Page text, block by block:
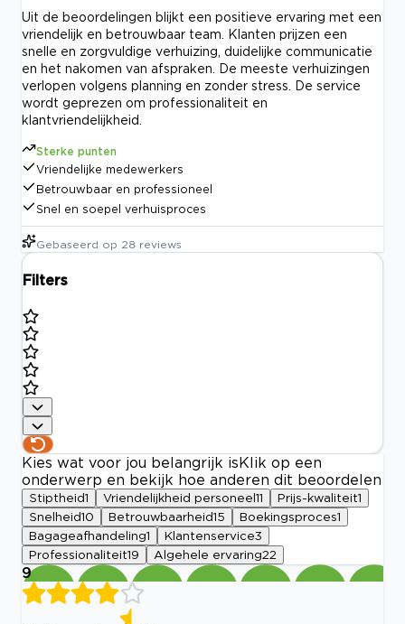
Uit de beoordelingen blijkt een positieve ervaring met een
vriendelijk en betrouwbaar team. Klanten prijzen een
snelle en zorgvuldige verhuizing, duidelijke communicatie
en het nakomen van afspraken. De meeste verhuizingen
verlopen volgens planning en zonder stress. De service
wordt geprezen om professionaliteit en
klantvriendelijkheid.
Sterke punten
Vriendelijke medewerkers
Betrouwbaar en professioneel
Snel en soepel verhuisproces
Gebaseerd op 28 reviews
Filters
Kies wat voor jou belangrijk is Klik op een
onderwerp en bekijk hoe anderen dit beoordelen
Stiptheid1 Vriendelijkheid personeel 11 Prijs-kwaliteit1
Snelheid10 Betrouwbaarheid15 Boekingsproces1
Bagageafhandeling1 Klantenservice3
Professionaliteit19 Algehele ervaring22
9